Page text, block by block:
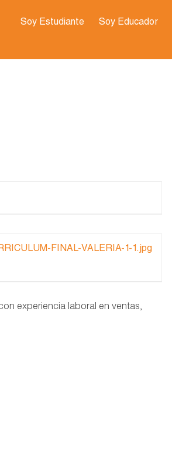
Soy Estudiante Soy Educador
FINAL-VALERIA-1-1.jpg
experiencia laboral en ventas,